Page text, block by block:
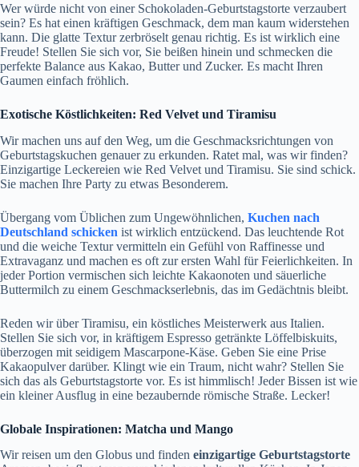
Wer würde nicht von einer Schokoladen-Geburtstagstorte verzaubert
sein? Es hat einen kräftigen Geschmack, dem man kaum widerstehen
kann. Die glatte Textur zerbröselt genau richtig. Es ist wirklich eine
Freude! Stellen Sie sich vor, Sie beißen hinein und schmecken die
perfekte Balance aus Kakao, Butter und Zucker. Es macht Ihren
Gaumen einfach fröhlich.
Exotische Köstlichkeiten: Red Velvet und Tiramisu
Wir machen uns auf den Weg, um die Geschmacksrichtungen von
Geburtstagskuchen genauer zu erkunden. Ratet mal, was wir finden?
Einzigartige Leckereien wie Red Velvet und Tiramisu. Sie sind schick.
Sie machen Ihre Party zu etwas Besonderem.
Übergang vom Üblichen zum Ungewöhnlichen, Kuchen nach
Deutschland schicken ist wirklich entzückend. Das leuchtende Rot
und die weiche Textur vermitteln ein Gefühl von Raffinesse und
Extravaganz und machen es oft zur ersten Wahl für Feierlichkeiten. In
jeder Portion vermischen sich leichte Kakaonoten und säuerliche
Buttermilch zu einem Geschmackserlebnis, das im Gedächtnis bleibt.
Reden wir über Tiramisu, ein köstliches Meisterwerk aus Italien.
Stellen Sie sich vor, in kräftigem Espresso getränkte Löffelbiskuits,
überzogen mit seidigem Mascarpone-Käse. Geben Sie eine Prise
Kakaopulver darüber. Klingt wie ein Traum, nicht wahr? Stellen Sie
sich das als Geburtstagstorte vor. Es ist himmlisch! Jeder Bissen ist wie
ein kleiner Ausflug in eine bezaubernde römische Straße. Lecker!
Globale Inspirationen: Matcha und Mango
Wir reisen um den Globus und finden einzigartige Geburtstagstorte